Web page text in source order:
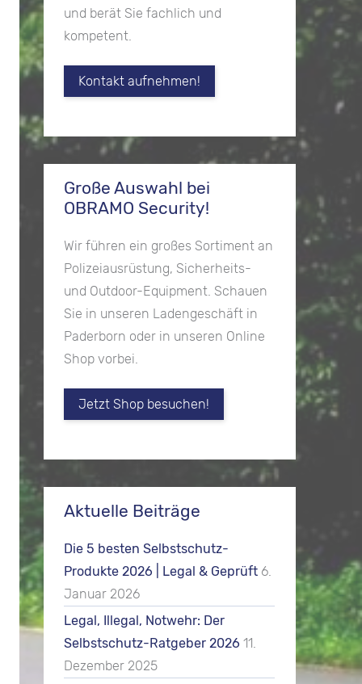
und berät Sie fachlich und
kompetent.
Kontakt aufnehmen!
Große Auswahl bei
OBRAMO Security!
Wir führen ein großes Sortiment an
Polizeiausrüstung, Sicherheits-
und Outdoor-Equipment. Schauen
Sie in unseren Ladengeschäft in
Paderborn oder in unseren Online
Shop vorbei.
Jetzt Shop besuchen!
Aktuelle Beiträge
Die 5 besten Selbstschutz-
Produkte 2026 | Legal & Geprüft 6.
Januar 2026
Legal, Illegal, Notwehr: Der
Selbstschutz-Ratgeber 2026 11.
Dezember 2025